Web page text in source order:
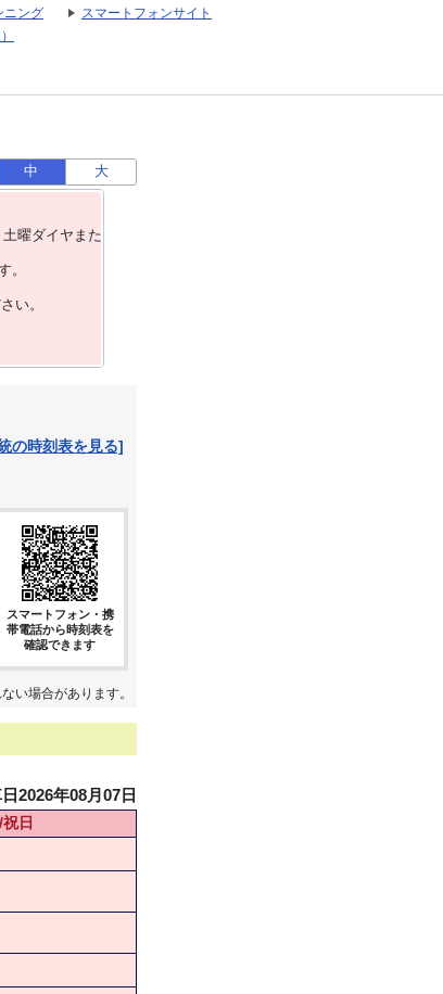
ニング
スマートフォンサイト
中 大
曜ダイヤまた
。
い。
の時刻表を見る]
スマートフォン・携
帯電話から時刻表を
確認できます
い場合があります。
2026年08月07日
日